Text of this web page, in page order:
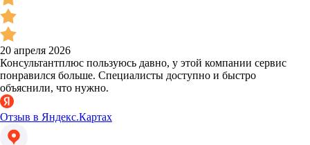
20 апреля 2026
Консультантплюс пользуюсь давно, у этой компании сервис
понравился больше. Специалисты доступно и быстро
объяснили, что нужно.
Отзыв в Яндекс.Картах